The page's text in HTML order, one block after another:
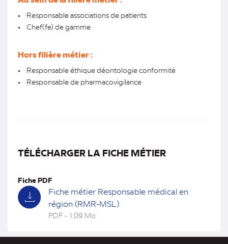
• Responsable associations de patients
• Chef(fe) de gamme
Hors filière métier :
• Responsable éthique déontologie conformité
• Responsable de pharmacovigilance
TÉLÉCHARGER LA FICHE MÉTIER
Fiche PDF
Fiche métier Responsable médical en
région (RMR-MSL)
PDF - 1.09 Mo
onglet)